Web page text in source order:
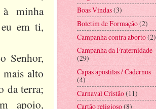
minha
em ti,
Senhor,
alto
da terra;
apoio,
Boas Vindas(3)
Boletim de Formação(2)
Campanha contra aborto(2)
Campanha da Fraternidade
(29)
Capas apostilas / Cadernos
(4)
Carnaval Cristão(11)
Cartão religioso(8)